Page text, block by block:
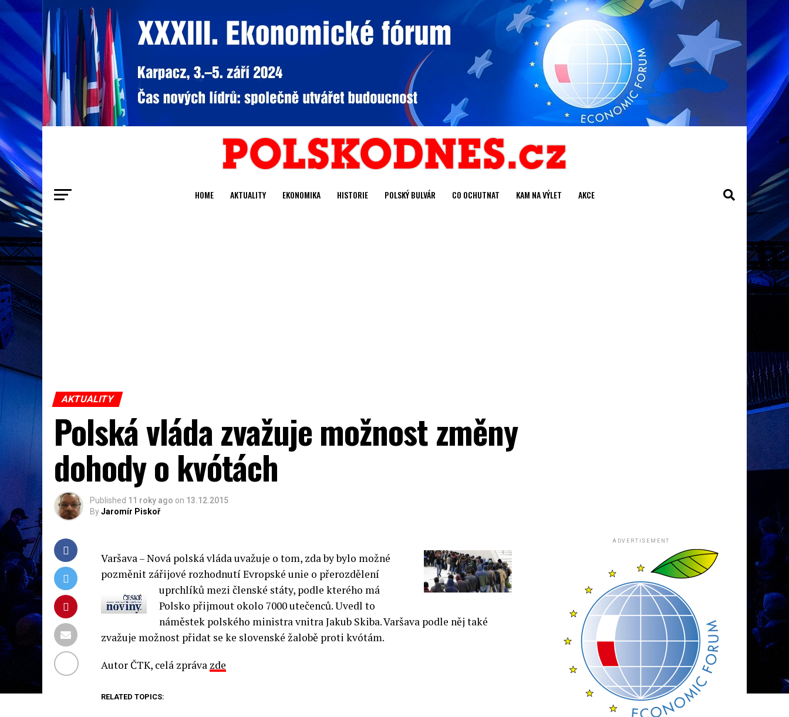
HOME AKTUALITY EKONOMIKA HISTORIE POLSKÝ BULVÁR CO OCHUTNAT KAM NA VÝLET AKCE
AKTUALITY
Polská vláda zvažuje možnost změny
dohody o kvótách
Published 11 roky ago on 13.12.2015
ByJaromír Piskoř
Varšava – Nová polská vláda uvažuje o tom, zda by bylo možné
pozměnit zářijové rozhodnutí Evropské unie o přerozdělení
uprchlíků mezi členské státy, podle kterého má
Polsko přijmout okolo 7000 utečenců. Uvedl to
náměstek polského ministra vnitra Jakub Skiba. Varšava podle něj také
zvažuje možnost přidat se ke slovenské žalobě proti kvótám.
Autor ČTK, celá zpráva zde
RELATED TOPICS:
ADVERTISEMENT